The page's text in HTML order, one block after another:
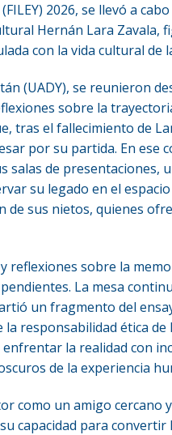
2026, se llevó a
Hernán Lara Zavala,
con la vida cultural de
(UADY), se reunieron
sobre la
tras el fallecimiento de
por su partida. En ese
de presentaciones,
su legado en el
sus nietos, quienes
sobre la
La mesa
un fragmento del
responsabilidad ética de
la realidad con
de la experiencia
como un amigo cercano
capacidad para convertir